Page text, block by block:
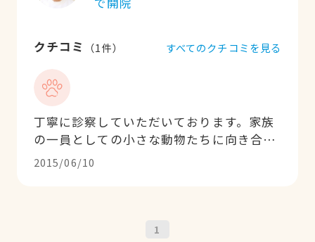
クチコミ （1件）
丁寧に診察していただいております。家族
の一員としての小さな動物たちに向き合う
姿勢がとても真摯な印象がこの病院の特徴
かと思いますよ。スタッフのかたも親切で
2015/06/10
すべてのクチコミを見る
1